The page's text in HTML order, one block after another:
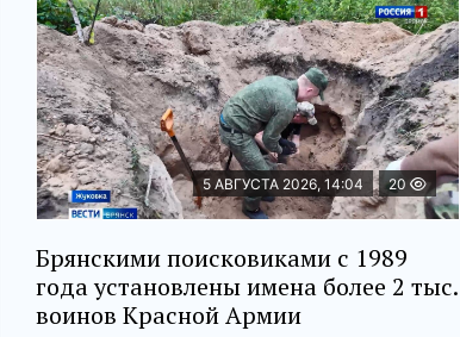
5 АВГУСТА 2026, 14:04 20
Брянскими поисковиками с 1989
года установлены имена более 2 тыс.
воинов Красной Армии